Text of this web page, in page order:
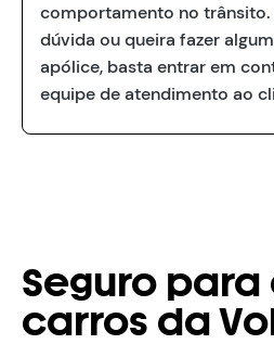
comportamento no trânsito.
dúvida ou queira fazer
apólice, basta entrar em
equipe de atendimento ao
Seguro para
carros da